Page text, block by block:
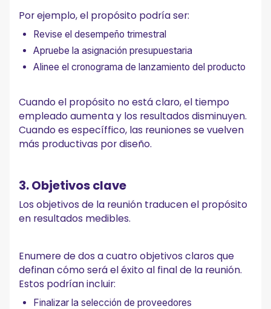
Por ejemplo, el propósito podría ser:
Revise el desempeño trimestral
Apruebe la asignación presupuestaria
Alinee el cronograma de lanzamiento del producto
Cuando el propósito no está claro, el tiempo
empleado aumenta y los resultados disminuyen.
Cuando es específfico, las reuniones se vuelven
más productivas por diseño.
3. Objetivos clave
Los objetivos de la reunión traducen el propósito
en resultados medibles.
Enumere de dos a cuatro objetivos claros que
definan cómo será el éxito al final de la reunión.
Estos podrían incluir:
Finalizar la selección de proveedores